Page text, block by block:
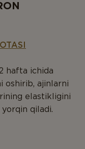
hafta ichida
oshirib, ajinlarni
elastikligini
yorqin qiladi.